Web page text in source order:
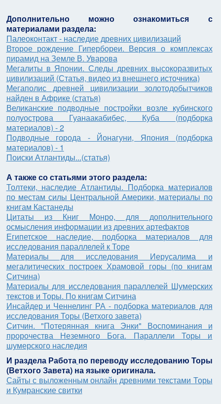
Дополнительно можно ознакомиться с
материалами раздела:
Палеоконтакт - наследие древних цивилизаций
Второе рождение Гипербореи. Версия о комплексах
пирамид на Земле В. Уварова
Мегалиты в Японии. Следы древних высокоразвитых
цивилизаций (Статья, видео из внешнего источника)
Мегаполис древней цивилизации золотодобытчиков
найден в Африке (статья)
Великанские подводные постройки возле кубинского
полуострова Гуанаакабибес, Куба (подборка
материалов) - 2
Подводные города - Йонагуни, Япония (подборка
материалов) - 1
Поиски Атлантиды...(статья)
А также со статьями этого раздела:
Толтеки, наследие Атлантиды. Подборка материалов
по местам силы Центральной Америки, материалы по
книгам Кастанеды
Цитаты из Книг Монро, для дополнительного
осмысления информации из древних артефактов
Египетское наследие, подборка материалов для
исследования параллелей к Торе
Материалы для исследования Иерусалима и
мегалитических построек Храмовой горы (по книгам
Ситчина)
Материалы для исследования параллелей Шумерских
текстов и Торы. По книгам Ситчина
Инсайдер и Ченнелинг РА - подборка материалов для
исследования Торы (Ветхого завета)
Ситчин. "Потерянная книга Энки" Воспоминания и
пророчества Неземного Бога. Параллели Торы и
шумерского наследия
И раздела Работа попереводу исследованию Торы
(Ветхого Завета)на языке оригинала.
Сайты с выложенным онлайн древними текстами Торы
и Кумранские свитки